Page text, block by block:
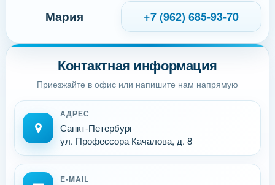
Контактная информация
Приезжайте в офис или напишите нам напрямую
АДРЕС
Санкт-Петербург
ул. Профессора Качалова, д. 8
E-MAIL
Мария +7 (962) 685-93-70